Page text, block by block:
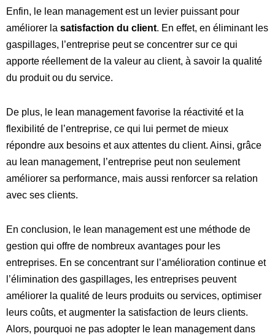
Enfin, le lean management est un levier puissant pour
améliorer la satisfaction du client. En effet, en éliminant les
gaspillages, l’entreprise peut se concentrer sur ce qui
apporte réellement de la valeur au client, à savoir la qualité
du produit ou du service.
De plus, le lean management favorise la réactivité et la
flexibilité de l’entreprise, ce qui lui permet de mieux
répondre aux besoins et aux attentes du client. Ainsi, grâce
au lean management, l’entreprise peut non seulement
améliorer sa performance, mais aussi renforcer sa relation
avec ses clients.
En conclusion, le lean management est une méthode de
gestion qui offre de nombreux avantages pour les
entreprises. En se concentrant sur l’amélioration continue et
l’élimination des gaspillages, les entreprises peuvent
améliorer la qualité de leurs produits ou services, optimiser
leurs coûts, et augmenter la satisfaction de leurs clients.
Alors, pourquoi ne pas adopter le lean management dans